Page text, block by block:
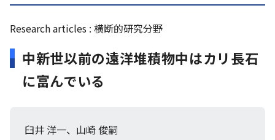
Research articles : 横断的研究分野
中新世以前の遠洋堆積物中はカリ長石
に富んでいる
臼井 洋一、山崎 俊嗣